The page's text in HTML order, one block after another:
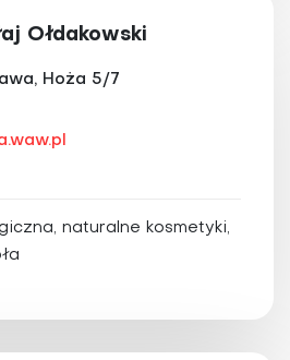
Ołdakowski
Hoża 5/7
naturalne kosmetyki,